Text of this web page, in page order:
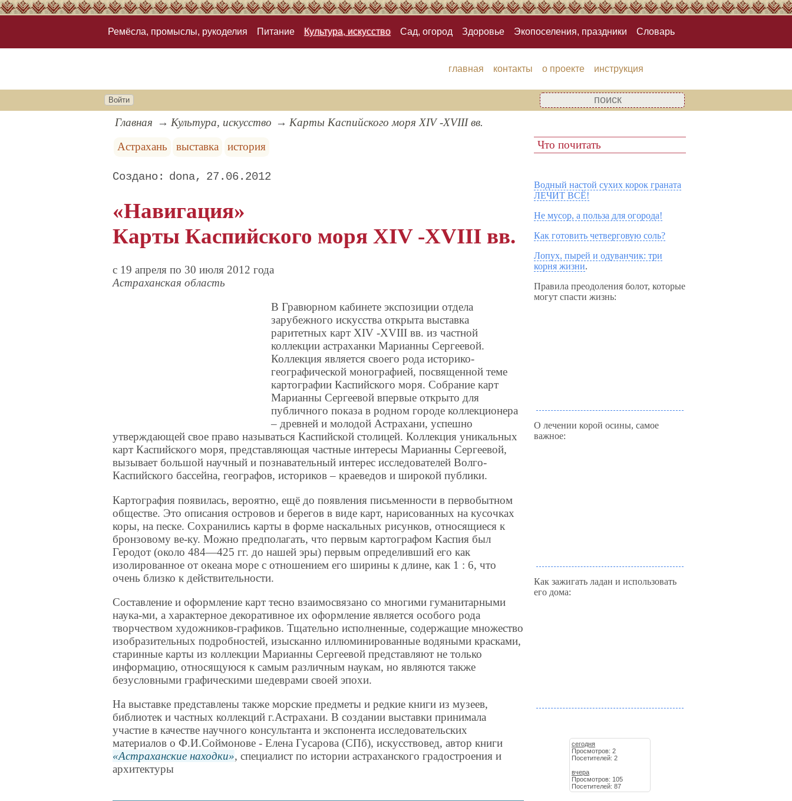
Ремёсла, промыслы, рукоделия Питание Культура, искусство Сад, огород Здоровье Экопоселения, праздники Словарь
главная контакты о проекте инструкция
Войти
Главная Культура, искусство
Карты Каспийского моря XIV -XVIII вв.
Астрахань
выставка история
dona 27.06.2012
«Навигация»
Карты Каспийского моря XIV -XVIII вв.
c 19 апреля по 30 июля 2012 года
Астраханская область
В Гравюрном кабинете экспозиции отдела
зарубежного искусства открыта выставка
раритетных карт XIV -XVIII вв. из частной
коллекции астраханки Марианны Сергеевой.
Коллекция является своего рода историко-
географической монографией, посвященной теме
картографии Каспийского моря. Собрание карт
Марианны Сергеевой впервые открыто для
публичного показа в родном городе коллекционера
– древней и молодой Астрахани, успешно
утверждающей свое право называться Каспийской столицей. Коллекция уникальных
карт Каспийского моря, представляющая частные интересы Марианны Сергеевой,
вызывает большой научный и познавательный интерес исследователей Волго-
Каспийского бассейна, географов, историков – краеведов и широкой публики.
Картография появилась, вероятно, ещё до появления письменности в первобытном
обществе. Это описания островов и берегов в виде карт, нарисованных на кусочках
коры, на песке. Сохранились карты в форме наскальных рисунков, относящиеся к
бронзовому ве-ку. Можно предполагать, что первым картографом Каспия был
Геродот (около 484—425 гг. до нашей эры) первым определивший его как
изолированное от океана море с отношением его ширины к длине, как 1 : 6, что
очень близко к действительности.
Составление и оформление карт тесно взаимосвязано со многими гуманитарными
наука-ми, а характерное декоративное их оформление является особого рода
творчеством художников-графиков. Тщательно исполненные, содержащие множество
изобразительных подробностей, изысканно иллюминированные водяными красками,
старинные карты из коллекции Марианны Сергеевой представляют не только
информацию, относящуюся к самым различным наукам, но являются также
безусловными графическими шедеврами своей эпохи.
На выставке представлены также морские предметы и редкие книги из музеев,
библиотек и частных коллекций г.Астрахани. В создании выставки принимала
участие в качестве научного консультанта и экспонента исследовательских
материалов о Ф.И.Соймонове - Елена Гусарова (СПб), искусствовед, автор книги
Астраханские находки , специалист по истории астраханского градостроения и
архитектуры
Что почитать
Водный настой сухих корок граната
ЛЕЧИТ ВСЁ!
Не мусор, а польза для огорода!
Как готовить четверговую соль?
Лопух, пырей и одуванчик: три
корня жизни.
Правила преодоления болот, которые
могут спасти жизнь:
О лечении корой осины, самое
важное:
Как зажигать ладан и использовать
его дома:
сегодня
Просмотров: 2
Посетителей: 2
вчера
Просмотров: 105
Посетителей: 87